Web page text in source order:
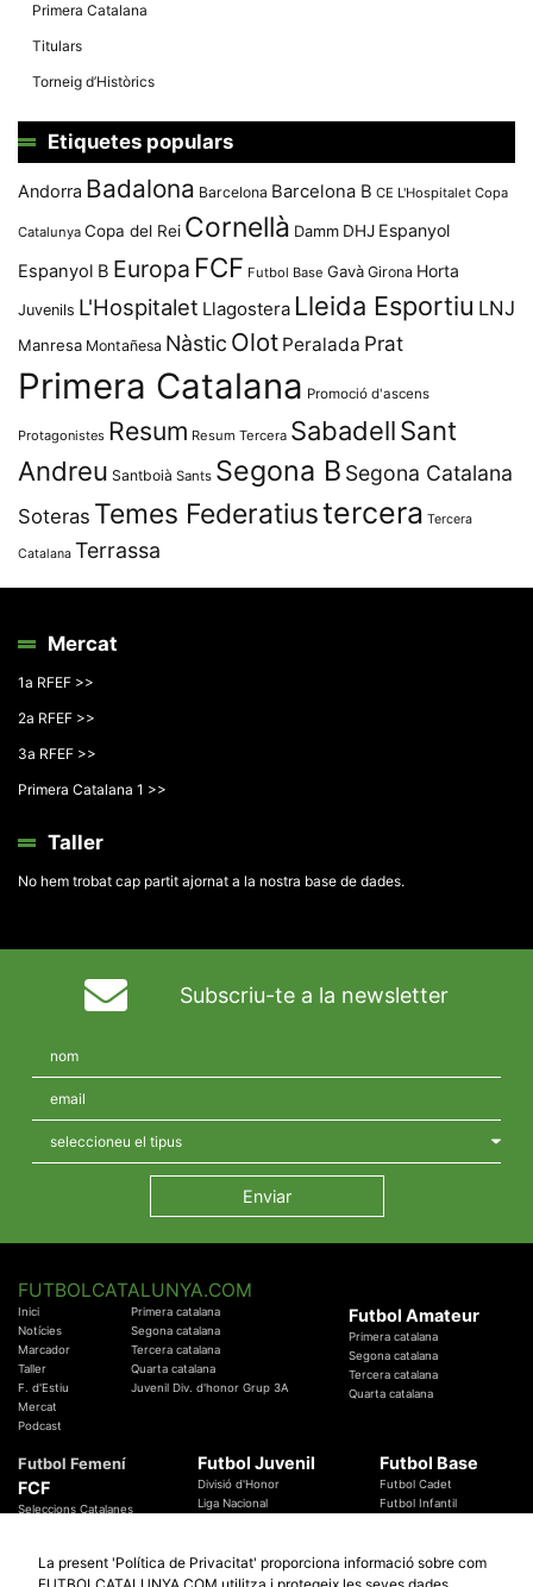
Primera Catalana
Titulars
Torneig d’Històrics
Etiquetes populars
Andorra Badalona Barcelona Barcelona B CE L'Hospitalet Copa
Catalunya Copa del Rei Cornellà Damm DHJ Espanyol
Espanyol B Europa FCF Futbol Base Gavà Girona Horta
Juvenils L'Hospitalet Llagostera Lleida Esportiu LNJ
Manresa Montañesa Nàstic Olot Peralada Prat
Primera Catalana Promoció d'ascens
Protagonistes Resum Resum Tercera SabadellSant
Andreu Santboià Sants Segona B Segona Catalana
Soteras Temes Federatiustercera Tercera
Catalana Terrassa
Mercat
1a RFEF >>
2a RFEF >>
3a RFEF >>
Primera Catalana 1 >>
Taller
No hem trobat cap partit ajornat a la nostra base de dades.
Subscriu-te a la newsletter
FUTBOLCATALUNYA.COM
Inici
Notícies
Marcador
Taller
F. d'Estiu
Mercat
Podcast
Primera catalana
Segona catalana
Tercera catalana
Quarta catalana
Juvenil Div. d'honor Grup 3A
Futbol Amateur
Primera catalana
Segona catalana
Tercera catalana
Quarta catalana
Futbol Femení
FCF
Seleccions Catalanes
Temes Federatius
Futbol Juvenil
Divisió d'Honor
Liga Nacional
Futbol Base
Futbol Cadet
Futbol Infantil
La present 'Política de Privacitat' proporciona informació sobre com